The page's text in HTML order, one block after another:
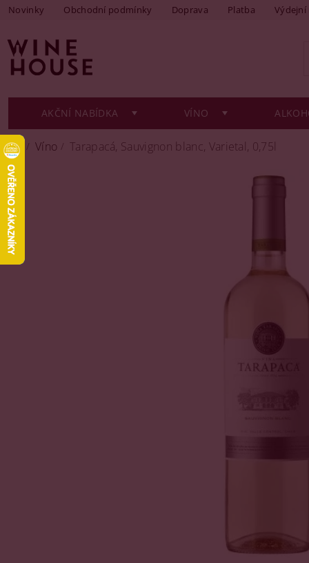
Novinky Obchodní podmínky Doprava Platba Výdejní
AKČNÍ NABÍDKA VÍNO
Víno Tarapacá, Sauvignon blanc, Varietal, 0,75l